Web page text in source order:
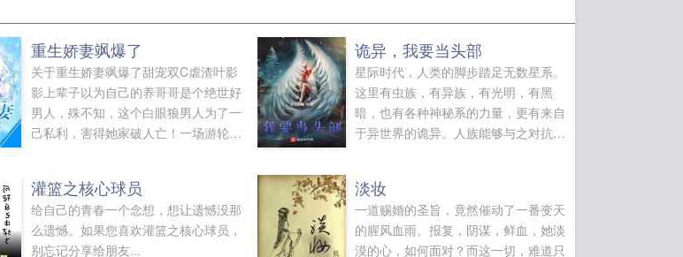
重生娇妻飒爆了
关于重生娇妻飒爆了甜宠双C虐渣叶影
影上辈子以为自己的养哥哥是个绝世好
男人，殊不知，这个白眼狼男人为了一
己私利，害得她家破人亡！一场游轮大
上。从此她隐姓埋名，创立公司，誓要
虐死渣渣，让所有的仇人血债血偿！那
么，她做的第一件事就是拒绝渣男，毅
诡异，我要当头部
星际时代，人类的脚步踏足无数星系。
这里有虫族，有异族，有光明，有黑
暗，也有各种神秘系的力量，更有来自
于异世界的诡异。人族能够与之对抗，
里，有无数强者组成的无敌殖装巨人。
能够制造原始殖装的，只有帝国。人类
有无数联邦和王国，但唯有一个帝国。
灌篮之核心球员
给自己的青春一个念想，想让遗憾没那
么遗憾。如果您喜欢灌篮之核心球员，
别忘记分享给朋友...
淡妆
一道赐婚的圣旨，竟然催动了一番变天
的腥风血雨。报复，阴谋，鲜血，她淡
漠的心，如何面对？而这一切，难道只